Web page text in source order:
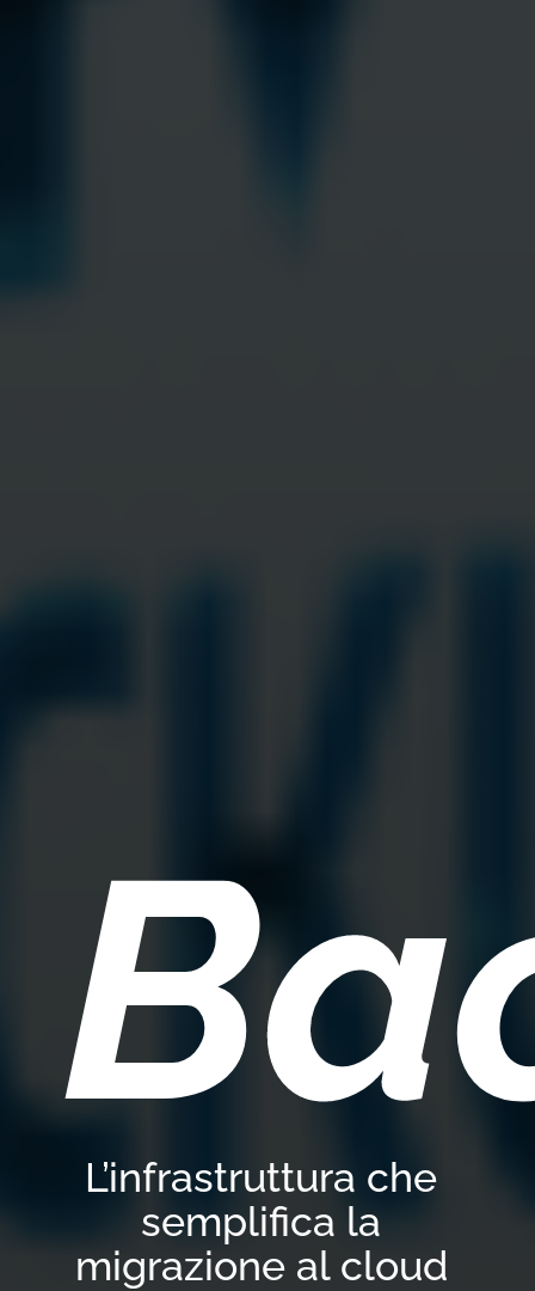
L’infrastruttura che
semplifica la
migrazione al cloud